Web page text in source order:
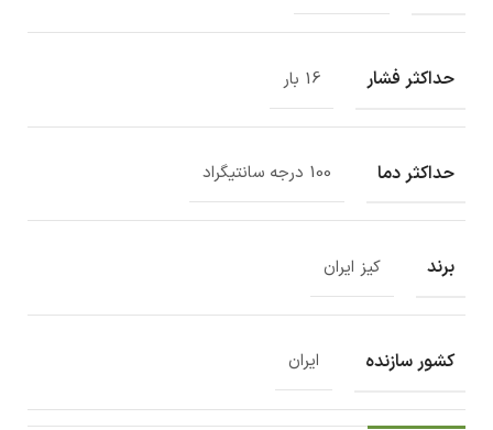
حداکثر فشار 16 بار
حداکثر دما 100 درجه سانتیگراد
برند کیز ایران
کشور سازنده ایران